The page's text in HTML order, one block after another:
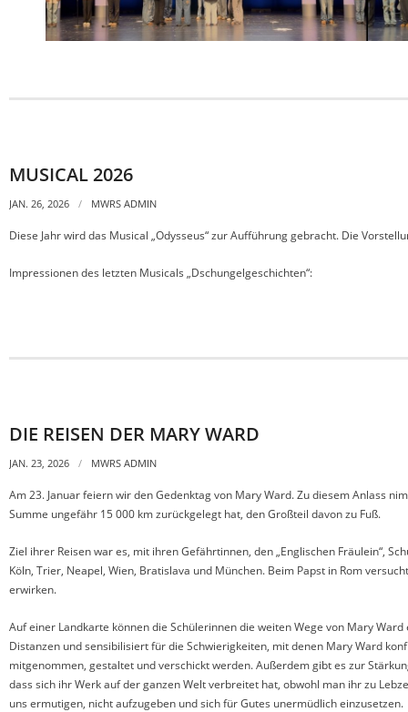
MUSICAL 2026
JAN. 26, 2026 MWRS ADMIN
Diese Jahr wird das Musical „Odysseus“ zur Aufführung gebracht. Die
Impressionen des letzten Musicals „Dschungelgeschichten“:
DIE REISEN DER MARY WARD
JAN. 23, 2026 MWRS ADMIN
Am 23. Januar feiern wir den Gedenktag von Mary Ward. Zu diesem Anlass
Summe ungefähr 15 000 km zurückgelegt hat, den Großteil davon zu Fuß.
Ziel ihrer Reisen war es, mit ihren Gefährtinnen, den „Englischen Fräulein“,
Köln, Trier, Neapel, Wien, Bratislava und München. Beim Papst in Rom
erwirken.
Auf einer Landkarte können die Schülerinnen die weiten Wege von Mary
Distanzen und sensibilisiert für die Schwierigkeiten, mit denen Mary Ward
mitgenommen, gestaltet und verschickt werden. Außerdem gibt es zur
dass sich ihr Werk auf der ganzen Welt verbreitet hat, obwohl man ihr zu
uns ermutigen, nicht aufzugeben und sich für Gutes unermüdlich einzusetzen.